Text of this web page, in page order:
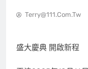
Terry@111.com.tw
盛大慶典 開啟新程